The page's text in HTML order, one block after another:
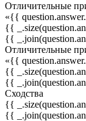
Отличительные
«{{
{{
{{
Отличительные
«{{
{{
{{
Сходства
{{
{{